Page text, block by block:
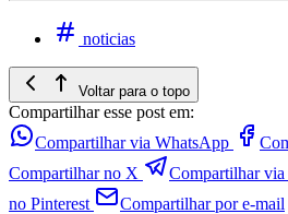
noticias
Voltar para o topo
Compartilhar esse post em:
Compartilhar via WhatsApp
Compartilhar no X
Compartilhar via
no Pinterest
Compartilhar por e-mail